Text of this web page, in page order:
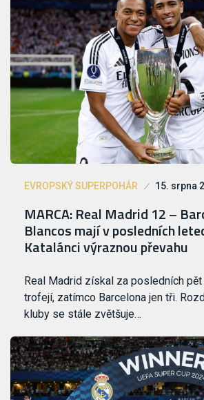
EVROPSKÝ SUPERPOHÁR 15. srpna
MARCA: Real Madrid 12 –
Blancos mají v posledních
Katalánci výraznou převahu
Real Madrid získal za posledních
trofejí, zatímco Barcelona jen tři.
kluby se stále zvětšuje…